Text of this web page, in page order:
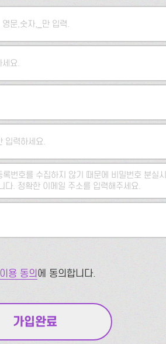
문,숫자,_만 입력.
요.
세요.
입력하세요.
록번호를 수집하지 않기 때문에 비밀번호 분실
다. 정확한 이메일 주소를 입력해주세요.
용 동의에 동의합니다.